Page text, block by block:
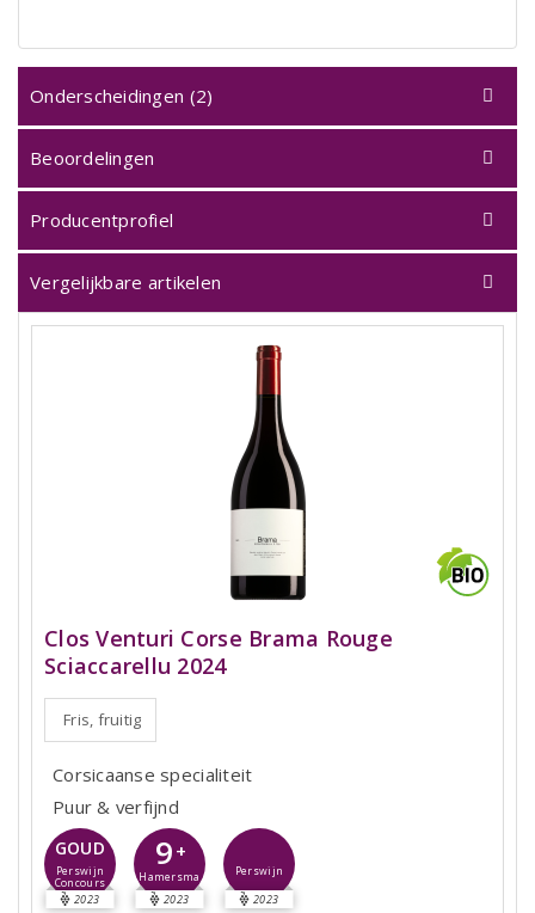
Onderscheidingen (2)
Beoordelingen
Producentprofiel
Vergelijkbare artikelen
Clos Venturi Corse Brama Rouge
Sciaccarellu 2024
Fris, fruitig
Corsicaanse specialiteit
Puur & verfijnd
GOUD
Perswijn
Concours
2023
9 +
Hamersma
2023
Perswijn
2023